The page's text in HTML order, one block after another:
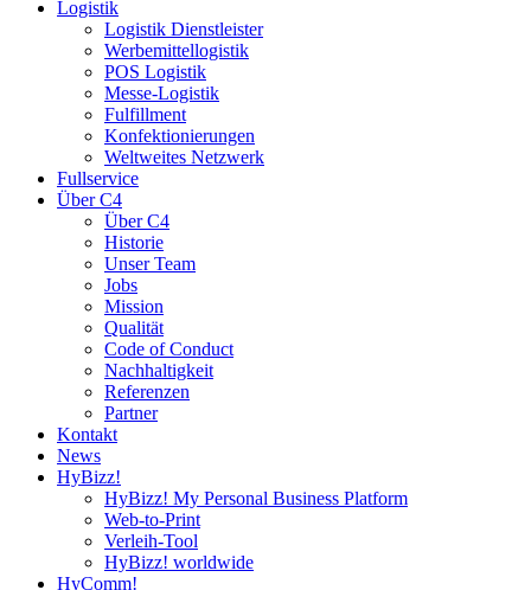
Logistik
Logistik Dienstleister
Werbemittellogistik
POS Logistik
Messe-Logistik
Fulfillment
Konfektionierungen
Weltweites Netzwerk
Fullservice
Über C4
Über C4
Historie
Unser Team
Jobs
Mission
Qualität
Code of Conduct
Nachhaltigkeit
Referenzen
Partner
Kontakt
News
HyBizz!
HyBizz! My Personal Business Platform
Web-to-Print
Verleih-Tool
HyBizz! worldwide
HyComm!